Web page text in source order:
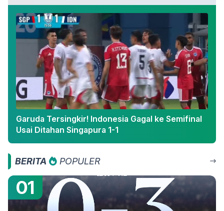
Garuda Tersingkir! Indonesia Gagal ke Semifinal
Usai Ditahan Singapura 1-1
BERITA POPULER
01